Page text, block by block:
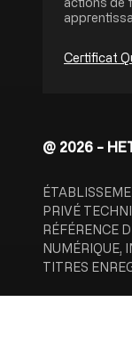
Certificat
@ 2026 -
PRIVÉ
RÉFÉRENCE
NUMÉRIQUE,
TITRES